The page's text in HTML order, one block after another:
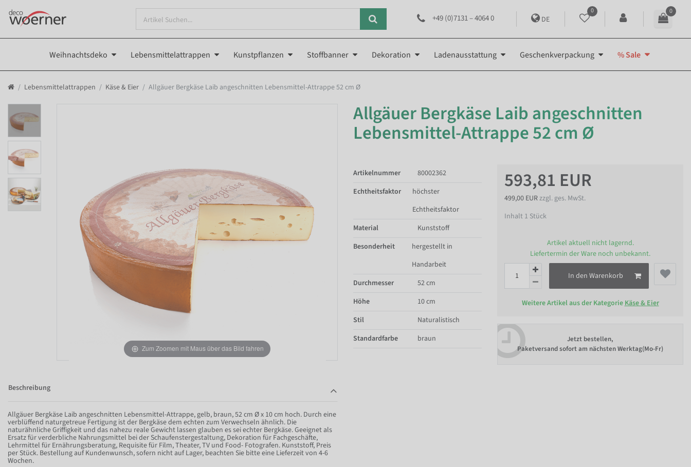
+49 (0)7131 – 4064 0 DE
0 0
Weihnachtsdeko Lebensmittelattrappen Kunstpflanzen Stoffbanner Dekoration Ladenausstattung Geschenkverpackung % Sale
Lebensmittelattrappen Käse & Eier Allgäuer Bergkäse Laib angeschnitten Lebensmittel-Attrappe 52 cm Ø
Zum Zoomen mit Maus über das Bild fahren
Allgäuer Bergkäse Laib angeschnitten
Lebensmittel-Attrappe 52 cm Ø
593,81 EUR
499,00 EURzzgl. ges. MwSt.
Inhalt 1 Stück
Artikel aktuell nicht lagernd.
Liefertermin der Ware noch unbekannt.
In den Warenkorb
Weitere Artikel aus der KategorieKäse & Eier
Jetzt bestellen,
Paketversand sofort am nächsten Werktag(Mo-Fr)
Artikelnummer
80002362
Echtheitsfaktor
höchster
Echtheitsfaktor
Material
Kunststoff
Besonderheit
hergestellt in
Handarbeit
Durchmesser
52 cm
Höhe
10 cm
Stil
Naturalistisch
Standardfarbe
braun
Beschreibung
Allgäuer Bergkäse Laib angeschnitten Lebensmittel-Attrappe, gelb, braun, 52 cm Ø x 10 cm hoch. Durch eine
verblüffend naturgetreue Fertigung ist der Bergkäse dem echten zum Verwechseln ähnlich. Die
naturähnliche Griffigkeit und das nahezu reale Gewicht lassen glauben es sei echter Bergkäse. Geeignet als
Ersatz für verderbliche Nahrungsmittel bei der Schaufenstergestaltung, Dekoration für Fachgeschäfte,
Lehrmittel für Ernährungsberatung, Requisite für Film, Theater, TV und Food- Fotografen. Kunststoff, Preis
per Stück. Bestellung auf Kundenwunsch, sofern nicht auf Lager, beachten Sie bitte eine Lieferzeit von 4-6
Wochen.